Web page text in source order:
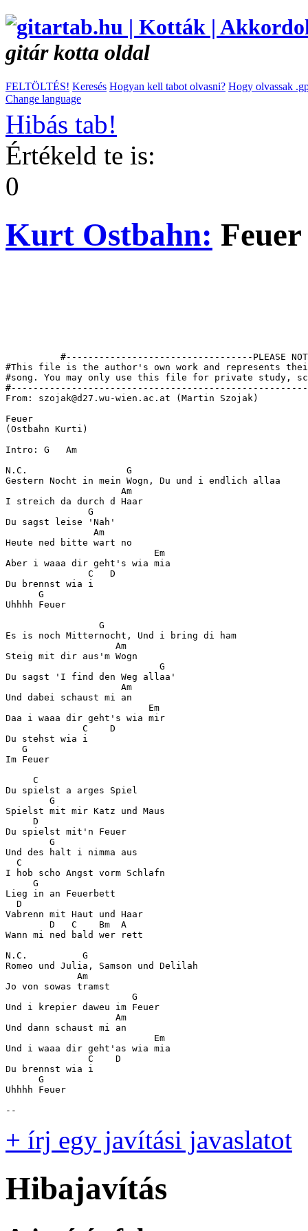
gitár kotta oldal
FELTÖLTÉS! Keresés Hogyan kell tabot olvasni? Hogy olvassak
Change language
Hibás tab!
Értékeld te is:
0
Kurt Ostbahn:
#----------------------------------PLEASE
#This file is the author's own work and represents
#song. You may only use this file for private study,
From: szojak@d27.wu-wien.ac.at (Martin Szojak)
Feuer
(Ostbahn Kurti)
Intro: G   Am
N.C.                  G
Gestern Nocht in mein Wogn, Du und i endlich allaa
                     Am
I streich da durch d Haar
               G
Du sagst leise 'Nah'
                Am
Heute ned bitte wart no
                           Em
Aber i waaa dir geht's wia mia
               C   D
Du brennst wia i
      G
Uhhhh Feuer
                 G
Es is noch Mitternocht, Und i bring di ham
                    Am
Steig mit dir aus'm Wogn
                            G
Du sagst 'I find den Weg allaa'
                     Am
Und dabei schaust mi an
                          Em
Daa i waaa dir geht's wia mir
              C    D
Du stehst wia i
   G
Im Feuer
     C
Du spielst a arges Spiel
        G
Spielst mit mir Katz und Maus
     D
Du spielst mit'n Feuer
        G
Und des halt i nimma aus
  C
I hob scho Angst vorm Schlafn
     G
Lieg in an Feuerbett
  D
Vabrenn mit Haut und Haar
        D   C    Bm  A
Wann mi ned bald wer rett
N.C.          G
Romeo und Julia, Samson und Delilah
             Am
Jo von sowas tramst
                       G
Und i krepier daweu im Feuer
                    Am
Und dann schaust mi an
                           Em
Und i waaa dir geht'as wia mia
               C    D
Du brennst wia i
      G
Uhhhh Feuer
+ írj egy javítási javaslatot
Hibajavítás